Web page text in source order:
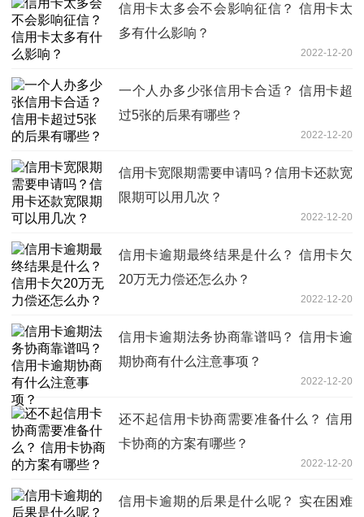
信用卡太多会不会影响征信？ 信用卡太
多有什么影响？
2022-12-20
一个人办多少张信用卡合适？ 信用卡超
过5张的后果有哪些？
2022-12-20
信用卡宽限期需要申请吗？信用卡还款宽
限期可以用几次？
2022-12-20
信用卡逾期最终结果是什么？ 信用卡欠
20万无力偿还怎么办？
2022-12-20
信用卡逾期法务协商靠谱吗？ 信用卡逾
期协商有什么注意事项？
2022-12-20
还不起信用卡协商需要准备什么？ 信用
卡协商的方案有哪些？
2022-12-20
信用卡逾期的后果是什么呢？ 实在困难